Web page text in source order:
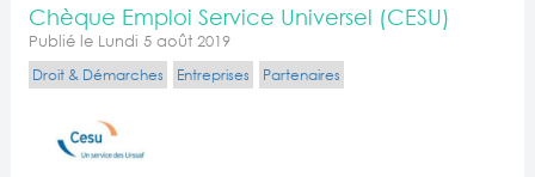
Chèque Emploi Service Universel (CESU)
Publié le Lundi 5 août 2019
Droit & Démarches
Entreprises Partenaires